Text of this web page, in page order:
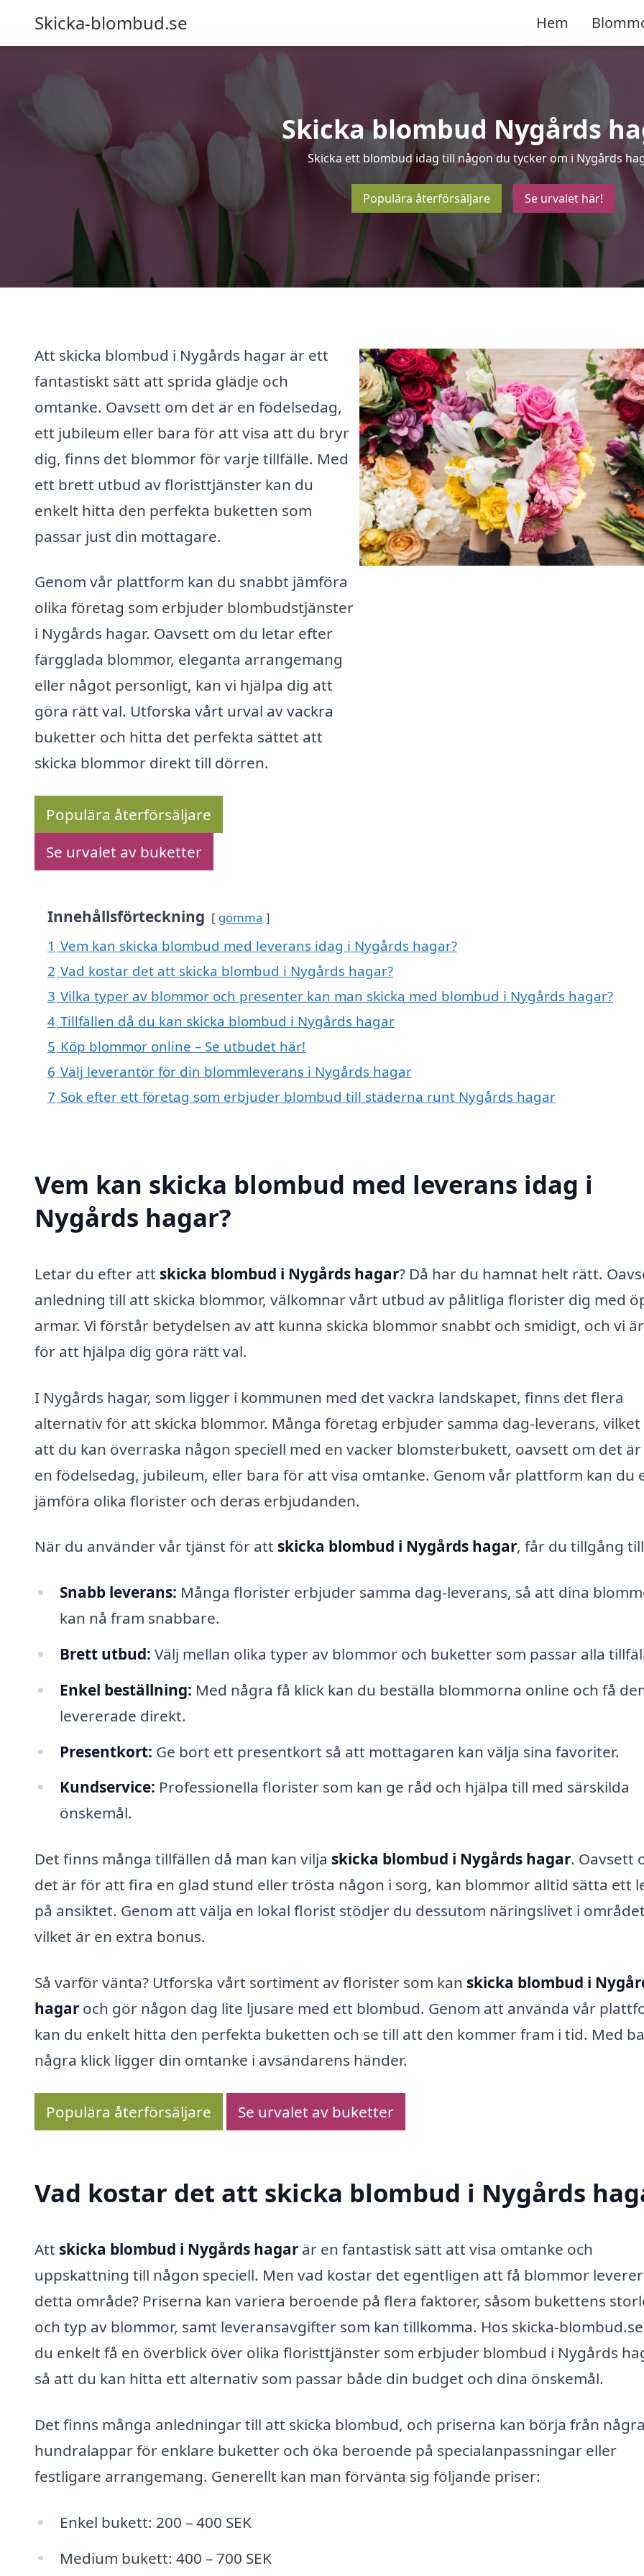
Skicka-blombud.se Hem
Skicka blombud Nygårds
Skicka ett blombud idag till någon du tycker om i Nygårds
Populära återförsäljare Se urvalet här!
Att skicka blombud i Nygårds hagar är ett
fantastiskt sätt att sprida glädje och
omtanke. Oavsett om det är en födelsedag,
ett jubileum eller bara för att visa att du bryr
dig, finns det blommor för varje tillfälle. Med
ett brett utbud av floristtjänster kan du
enkelt hitta den perfekta buketten som
passar just din mottagare.
Genom vår plattform kan du snabbt jämföra
olika företag som erbjuder blombudstjänster
i Nygårds hagar. Oavsett om du letar efter
färgglada blommor, eleganta arrangemang
eller något personligt, kan vi hjälpa dig att
göra rätt val. Utforska vårt urval av vackra
buketter och hitta det perfekta sättet att
skicka blommor direkt till dörren.
Populära återförsäljare
Se urvalet av buketter
Innehållsförteckning gömma
1 Vem kan skicka blombud med leverans idag i Nygårds hagar?
2 Vad kostar det att skicka blombud i Nygårds hagar?
3 Vilka typer av blommor och presenter kan man skicka med blombud i Nygårds hagar?
4 Tillfällen då du kan skicka blombud i Nygårds hagar
5 Köp blommor online – Se utbudet här!
6 Välj leverantör för din blommleverans i Nygårds hagar
7 Sök efter ett företag som erbjuder blombud till städerna runt Nygårds hagar
Vem kan skicka blombud med leverans idag i
Nygårds hagar?
Letar du efter att skicka blombud i Nygårds hagar? Då har du hamnat helt rätt.
anledning till att skicka blommor, välkomnar vårt utbud av pålitliga florister dig med
armar. Vi förstår betydelsen av att kunna skicka blommor snabbt och smidigt, och vi
för att hjälpa dig göra rätt val.
I Nygårds hagar, som ligger i kommunen med det vackra landskapet, finns det flera
alternativ för att skicka blommor. Många företag erbjuder samma dag-leverans,
att du kan överraska någon speciell med en vacker blomsterbukett, oavsett om det
en födelsedag, jubileum, eller bara för att visa omtanke. Genom vår plattform kan du
jämföra olika florister och deras erbjudanden.
När du använder vår tjänst för att skicka blombud i Nygårds hagar, får du tillgång
Snabb leverans: Många florister erbjuder samma dag-leverans, så att dina
kan nå fram snabbare.
Brett utbud: Välj mellan olika typer av blommor och buketter som passar alla
Enkel beställning: Med några få klick kan du beställa blommorna online och få
levererade direkt.
Presentkort: Ge bort ett presentkort så att mottagaren kan välja sina favoriter.
Kundservice: Professionella florister som kan ge råd och hjälpa till med särskilda
önskemål.
Det finns många tillfällen då man kan vilja skicka blombud i Nygårds hagar. Oavsett
det är för att fira en glad stund eller trösta någon i sorg, kan blommor alltid sätta ett
på ansiktet. Genom att välja en lokal florist stödjer du dessutom näringslivet i
vilket är en extra bonus.
Så varför vänta? Utforska vårt sortiment av florister som kan skicka blombud i
hagar och gör någon dag lite ljusare med ett blombud. Genom att använda vår
kan du enkelt hitta den perfekta buketten och se till att den kommer fram i tid. Med
några klick ligger din omtanke i avsändarens händer.
Populära återförsäljare Se urvalet av buketter
Vad kostar det att skicka blombud i Nygårds
Att skicka blombud i Nygårds hagar är en fantastisk sätt att visa omtanke och
uppskattning till någon speciell. Men vad kostar det egentligen att få blommor
detta område? Priserna kan variera beroende på flera faktorer, såsom bukettens
och typ av blommor, samt leveransavgifter som kan tillkomma. Hos skicka-
du enkelt få en överblick över olika floristtjänster som erbjuder blombud i Nygårds
så att du kan hitta ett alternativ som passar både din budget och dina önskemål.
Det finns många anledningar till att skicka blombud, och priserna kan börja från
hundralappar för enklare buketter och öka beroende på specialanpassningar eller
festligare arrangemang. Generellt kan man förvänta sig följande priser:
Enkel bukett: 200 – 400 SEK
Medium bukett: 400 – 700 SEK